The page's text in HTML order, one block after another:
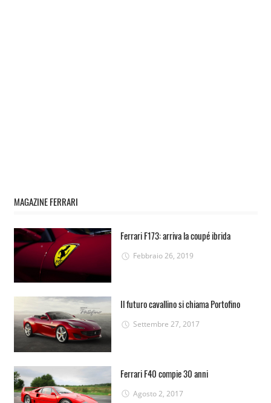
MAGAZINE FERRARI
Ferrari F173: arriva la coupé ibrida
Febbraio 26, 2019
Il futuro cavallino si chiama Portofino
Settembre 27, 2017
Ferrari F40 compie 30 anni
Agosto 2, 2017